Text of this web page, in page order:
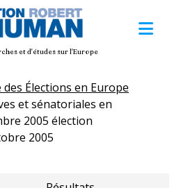
et d'études sur l'Europe
Élections en Europe
et sénatoriales en
2005 élection
2005